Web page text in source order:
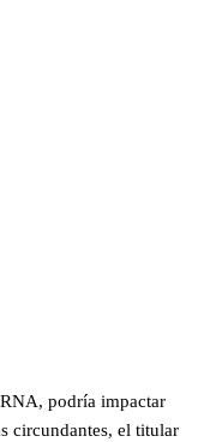
podría impactar
circundantes, el titular